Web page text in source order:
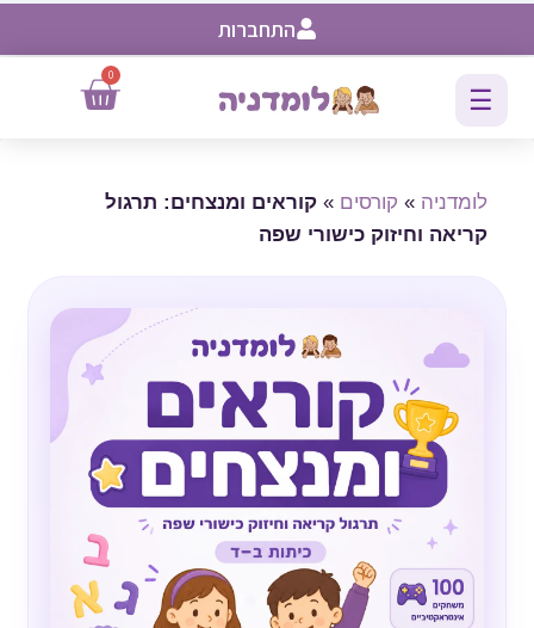
התחברות
0
☰
לומדניה » קורסים »קוראים ומנצחים: תרגול
קריאה וחיזוק כישורי שפה